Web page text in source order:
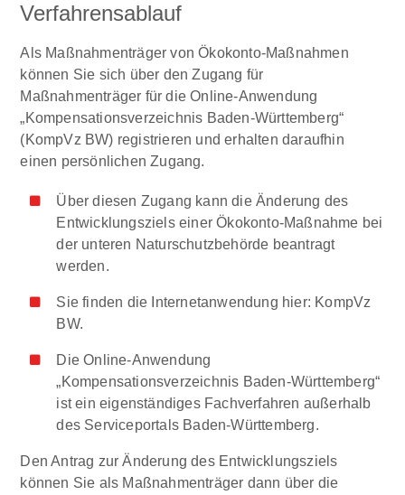
Verfahrensablauf
Als Maßnahmenträger von Ökokonto-Maßnahmen
können Sie sich über den Zugang für
Maßnahmenträger für die Online-Anwendung
„Kompensationsverzeichnis Baden-Württemberg“
(KompVz BW) registrieren und erhalten daraufhin
einen persönlichen Zugang.
Über diesen Zugang kann die Änderung des
Entwicklungsziels einer Ökokonto-Maßnahme bei
der unteren Naturschutzbehörde beantragt
werden.
Sie finden die Internetanwendung hier: KompVz
BW.
Die Online-Anwendung
„Kompensationsverzeichnis Baden-Württemberg“
ist ein eigenständiges Fachverfahren außerhalb
des Serviceportals Baden-Württemberg.
Den Antrag zur Änderung des Entwicklungsziels
können Sie als Maßnahmenträger dann über die